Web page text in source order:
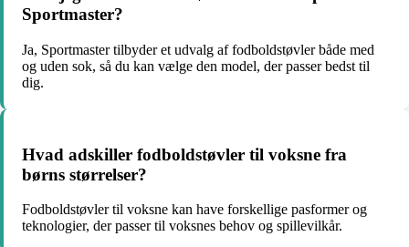
Sportmaster?
Ja, Sportmaster tilbyder et udvalg af fodboldstøvler både med
og uden sok, så du kan vælge den model, der passer bedst til
dig.
Hvad adskiller fodboldstøvler til voksne fra
børns størrelser?
Fodboldstøvler til voksne kan have forskellige pasformer og
teknologier, der passer til voksnes behov og spillevilkår.